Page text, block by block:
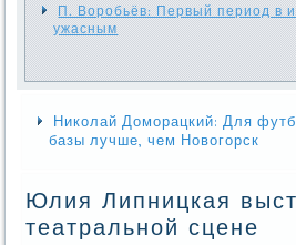
П. Воробьёв: Первый период в
ужасным
Николай Доморацкий: Для
базы лучше, чем Новогорск
Юлия Липницкая
театральной сцене